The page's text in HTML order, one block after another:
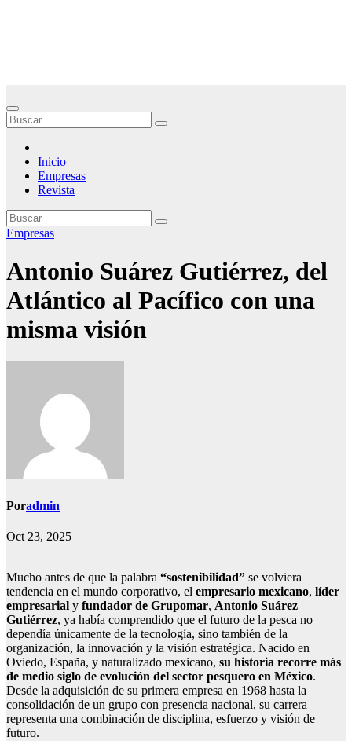
Inicio
Empresas
Revista
Empresas
Antonio Suárez Gutiérrez, del
Atlántico al Pacífico con una
misma visión
Poradmin
Oct 23, 2025
Mucho antes de que la palabra “sostenibilidad” se volviera
tendencia en el mundo corporativo, el empresario mexicano, líder
empresarial y fundador de Grupomar, Antonio Suárez
Gutiérrez, ya había comprendido que el futuro de la pesca no
dependía únicamente de la tecnología, sino también de la
organización, la innovación y la visión estratégica. Nacido en
Oviedo, España, y naturalizado mexicano, su historia recorre más
de medio siglo de evolución del sector pesquero en México.
Desde la adquisición de su primera empresa en 1968 hasta la
consolidación de un grupo con presencia nacional, su carrera
representa una combinación de disciplina, esfuerzo y visión de
futuro.